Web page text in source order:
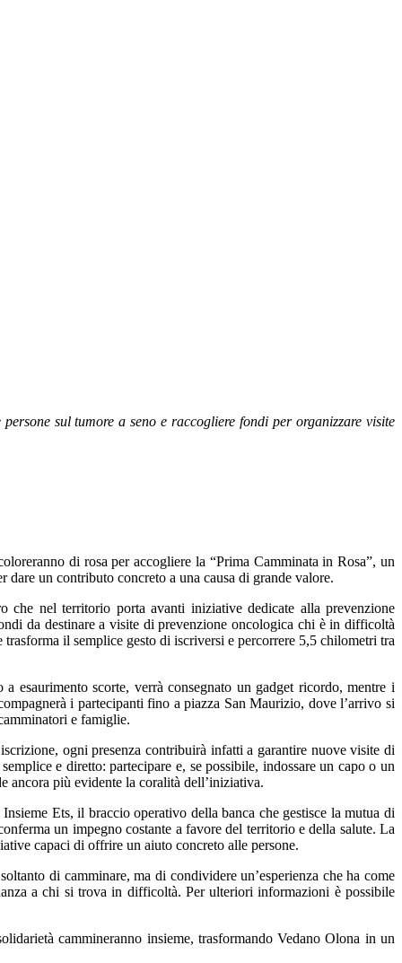
sul tumore a seno e raccogliere fondi per organizzare visite
di rosa per accogliere la “Prima Camminata in Rosa”, un
un contributo concreto a una causa di grande valore.
che nel territorio porta avanti iniziative dedicate alla prevenzione
da destinare a visite di prevenzione oncologica chi è in difficoltà
il semplice gesto di iscriversi e percorrere 5,5 chilometri tra
scorte, verrà consegnato un gadget ricordo, mentre i
i partecipanti fino a piazza San Maurizio, dove l’arrivo si
e famiglie.
ogni presenza contribuirà infatti a garantire nuove visite di
e diretto: partecipare e, se possibile, indossare un capo o un
ancora più evidente la coralità dell’iniziativa.
Ets, il braccio operativo della banca che gestisce la mutua di
un impegno costante a favore del territorio e della salute. La
capaci di offrire un aiuto concreto alle persone.
di camminare, ma di condividere un’esperienza che ha come
a chi si trova in difficoltà. Per ulteriori informazioni è possibile
cammineranno insieme, trasformando Vedano Olona in un